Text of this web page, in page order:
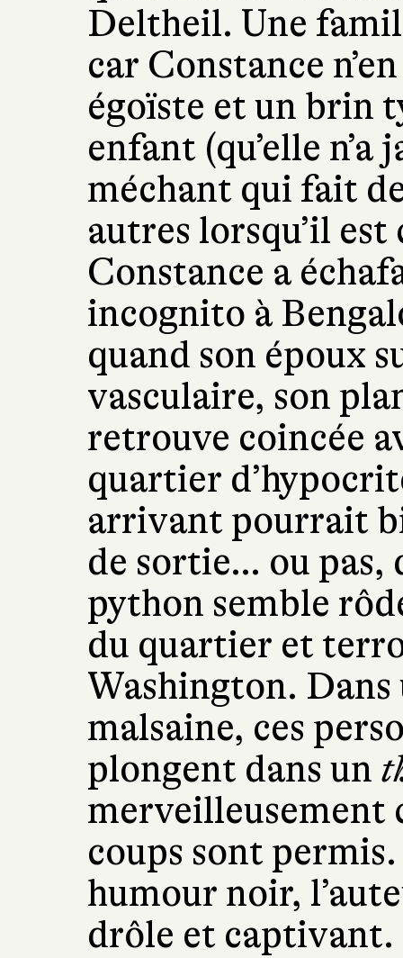
Deltheil. Une
car Constance
égoïste et un brin
enfant (qu’elle
méchant qui fait
autres lorsqu’il
Constance a
incognito à
quand son époux
vasculaire, son
retrouve coincée
quartier
arrivant pourrait
de sortie… ou pas,
python semble
du quartier et
Washington.
malsaine, ces
plongent dans un
merveilleusement
coups sont
humour noir,
drôle et